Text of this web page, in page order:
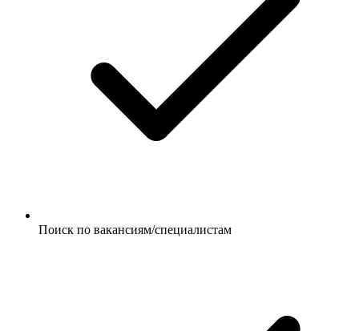
Поиск по вакансиям/специалистам